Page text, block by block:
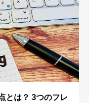
とは？ 3つのフレ